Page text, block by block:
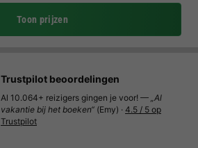
Toon prijzen
Trustpilot beoordelingen
Al 10.064+ reizigers gingen je voor! — „Al
vakantie bij het boeken“ (Emy) · 4.5 / 5 op
Trustpilot